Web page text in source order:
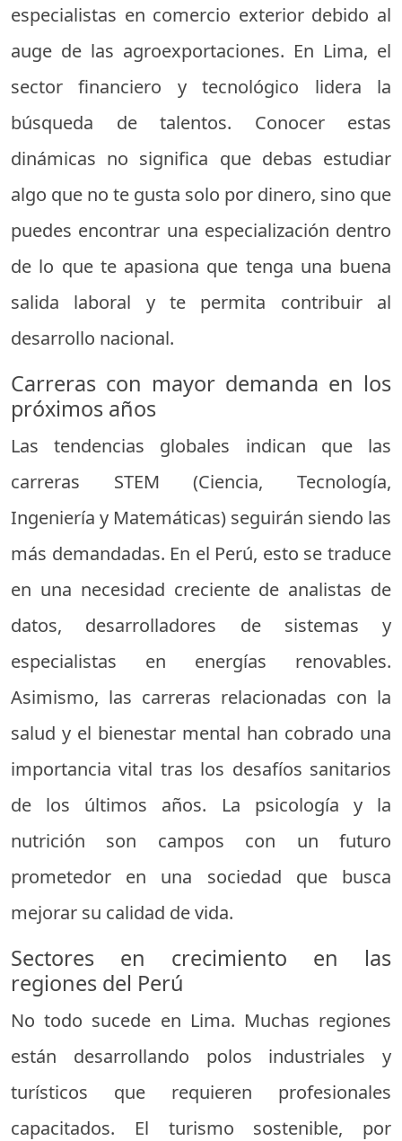
especialistas en comercio exterior debido al
auge de las agroexportaciones. En Lima, el
sector financiero y tecnológico lidera la
búsqueda de talentos. Conocer estas
dinámicas no significa que debas estudiar
algo que no te gusta solo por dinero, sino que
puedes encontrar una especialización dentro
de lo que te apasiona que tenga una buena
salida laboral y te permita contribuir al
desarrollo nacional.
Carreras con mayor demanda en los
próximos años
Las tendencias globales indican que las
carreras STEM (Ciencia, Tecnología,
Ingeniería y Matemáticas) seguirán siendo las
más demandadas. En el Perú, esto se traduce
en una necesidad creciente de analistas de
datos, desarrolladores de sistemas y
especialistas en energías renovables.
Asimismo, las carreras relacionadas con la
salud y el bienestar mental han cobrado una
importancia vital tras los desafíos sanitarios
de los últimos años. La psicología y la
nutrición son campos con un futuro
prometedor en una sociedad que busca
mejorar su calidad de vida.
Sectores en crecimiento en las
regiones del Perú
No todo sucede en Lima. Muchas regiones
están desarrollando polos industriales y
turísticos que requieren profesionales
capacitados. El turismo sostenible, por